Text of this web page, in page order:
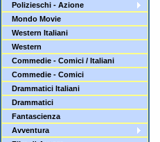
Polizieschi - Azione
Mondo Movie
Western Italiani
Western
Commedie - Comici / Italiani
Commedie - Comici
Drammatici Italiani
Drammatici
Fantascienza
Avventura